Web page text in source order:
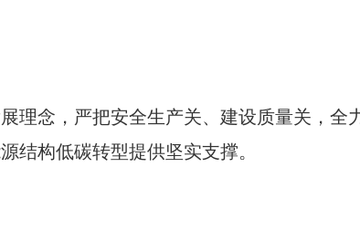
理念， 严把安全生产关、建设质量关， 全
结构低碳转型提供坚实支撑。